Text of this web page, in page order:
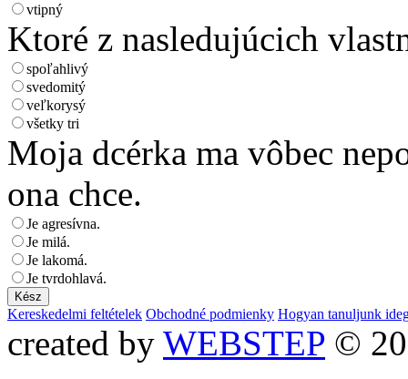
vtipný
Ktoré z nasledujúcich
spoľahlivý
svedomitý
veľkorysý
všetky tri
Moja dcérka ma vôbec
ona chce.
Je agresívna.
Je milá.
Je lakomá.
Je tvrdohlavá.
Kereskedelmi feltételek Obchodné podmienky Hogyan tanuljunk
created by WEBSTEP ©